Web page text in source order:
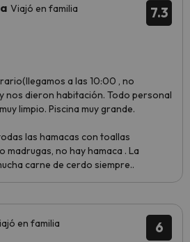
7.3
Viajó en familia
a las 10:00 , no
nos dieron habitación. Todo personal
limpio. Piscina muy grande.
las hamacas con toallas
madrugas, no hay hamaca . La
carne de cerdo siempre..
6
en familia